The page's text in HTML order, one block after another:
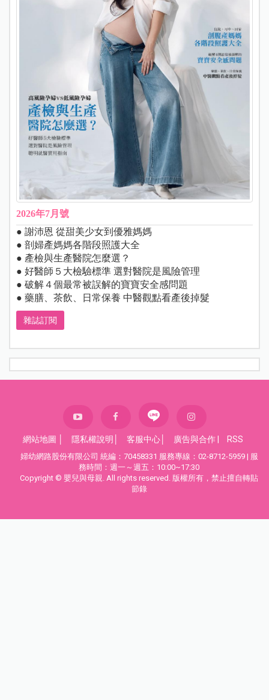
2026年7月號
● 謝沛恩 從甜美少女到優雅媽媽
● 剖婦產媽媽各階段照護大全
● 產檢與生產醫院怎麼選？
● 好醫師５大檢驗標準 選對醫院是風險管理
● 破解４個最常被誤解的寶寶安全感問題
● 藥膳、茶飲、日常保養 中醫觀點看產後掉髮
雜誌訂閱
網站地圖 隱私權說明 客服中心 廣告與合作 RSS
婦幼網路股份有限公司 統編：70458331 服務專線：02-8712-5959 | 服
務時間：週一～週五：10:00~17:30
Copyright © 嬰兒與母親. All rights reserved. 版權所有，禁止擅自轉貼
節錄